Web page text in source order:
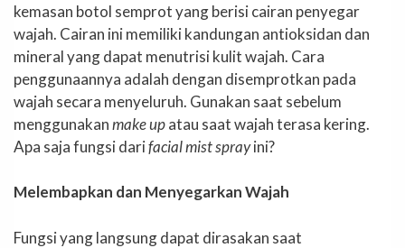
kemasan botol semprot yang berisi cairan penyegar
wajah. Cairan ini memiliki kandungan antioksidan dan
mineral yang dapat menutrisi kulit wajah. Cara
penggunaannya adalah dengan disemprotkan pada
wajah secara menyeluruh. Gunakan saat sebelum
menggunakanmake upatau saat wajah terasa kering.
Apa saja fungsi darifacial mist sprayini?
Melembapkan dan Menyegarkan Wajah
Fungsi yang langsung dapat dirasakan saat